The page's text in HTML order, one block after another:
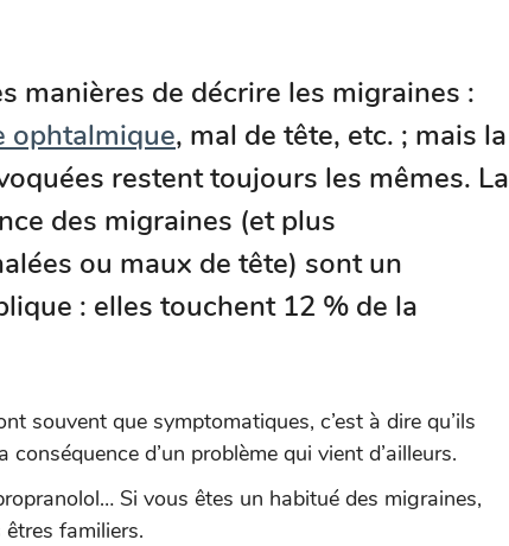
manières de décrire les migraines :
ophtalmique, mal de tête, etc. ; mais la
restent toujours les mêmes. La
des migraines (et plus
ou maux de tête) sont un
: elles touchent 12 % de la
souvent que symptomatiques, c’est à dire qu’ils
d’un problème qui vient d’ailleurs.
Si vous êtes un habitué des migraines,
familiers.